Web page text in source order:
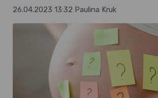
26.04.2023 13:32 Paulina Kruk